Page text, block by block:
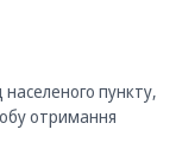
пункту,
отримання